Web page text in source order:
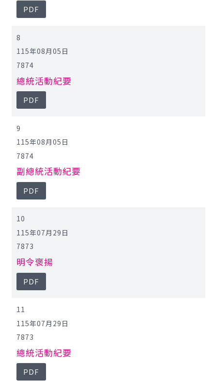
PDF
8
115年08月05日
7874
總統活動紀要
PDF
9
115年08月05日
7874
副總統活動紀要
PDF
10
115年07月29日
7873
明令褒揚
PDF
11
115年07月29日
7873
總統活動紀要
PDF